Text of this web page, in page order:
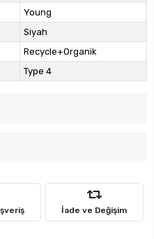
Young
Siyah
Recycle+Organik
Type 4
İade ve Değişim